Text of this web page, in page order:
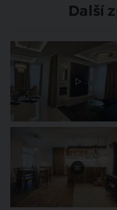
Další